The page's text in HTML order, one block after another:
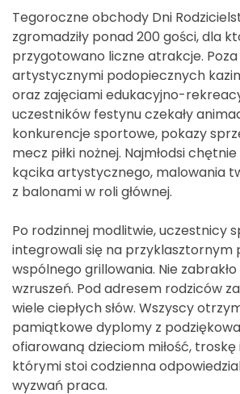
Tegoroczne obchody Dni
zgromadziły ponad 200 gości, dla
przygotowano liczne atrakcje.
artystycznymi podopiecznych
oraz zajęciami edukacyjno-
uczestników festynu czekały
konkurencje sportowe, pokazy
mecz piłki nożnej. Najmłodsi
kącika artystycznego, malowania
z balonami w roli głównej.
Po rodzinnej modlitwie, uczestnicy
integrowali się na przyklasztornym
wspólnego grillowania. Nie
wzruszeń. Pod adresem rodziców
wiele ciepłych słów. Wszyscy
pamiątkowe dyplomy z
ofiarowaną dzieciom miłość, troskę
którymi stoi codzienna
wyzwań praca.